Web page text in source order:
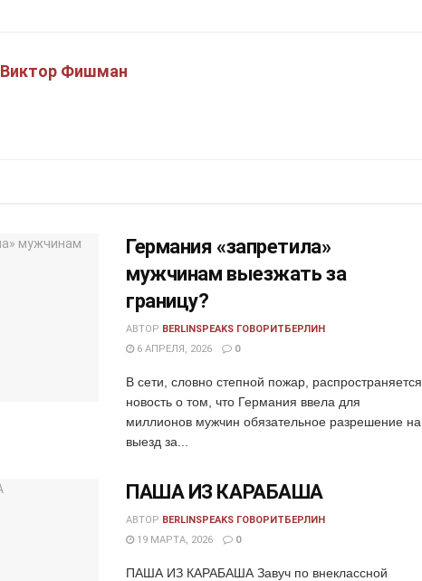
Виктор Фишман
Германия «запретила»
мужчинам выезжать за
границу?
АВТОР BERLINSPEAKS ГОВОРИТБЕРЛИН
6 АПРЕЛЯ, 2026
0
В сети, словно степной пожар, распространяется
новость о том, что Германия ввела для
миллионов мужчин обязательное разрешение на
выезд за...
ПАША ИЗ КАРАБАША
АВТОР BERLINSPEAKS ГОВОРИТБЕРЛИН
19 МАРТА, 2026
0
ПАША ИЗ КАРАБАША Завуч по внеклассной